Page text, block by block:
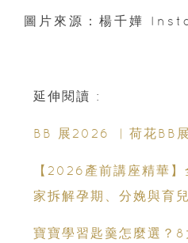
圖片來源：楊千嬅
延伸閱讀 :
BB 展2026 ︳荷花BB
【2026產前講座精華
家拆解孕期、分娩與育
寶寶學習匙羹怎麼選？